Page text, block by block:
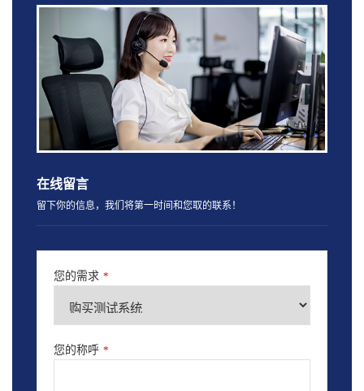
在线留言
留下你的信息，我们将第一时间和您取的联系！
您的需求 *
您的称呼 *